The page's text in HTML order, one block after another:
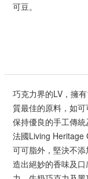
可豆。
巧克力界的LV，擁
質最佳的原料，如
保持優良的手工傳
法國Living Heritage
可可脂外，堅決不
造出絕妙的香味及